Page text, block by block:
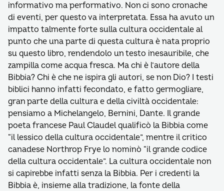
informativo ma performativo. Non ci sono cronache
di eventi, per questo va interpretata. Essa ha avuto un
impatto talmente forte sulla cultura occidentale al
punto che una parte di questa cultura è nata proprio
su questo libro, rendendolo un testo inesauribile, che
zampilla come acqua fresca. Ma chi è l’autore della
Bibbia? Chi è che ne ispira gli autori, se non Dio? I testi
biblici hanno infatti fecondato, e fatto germogliare,
gran parte della cultura e della civiltà occidentale:
pensiamo a Michelangelo, Bernini, Dante. Il grande
poeta francese Paul Claudel qualificò la Bibbia come
“il lessico della cultura occidentale”, mentre il critico
canadese Northrop Frye lo nominò “il grande codice
della cultura occidentale”. La cultura occidentale non
si capirebbe infatti senza la Bibbia. Per i credenti la
Bibbia è, insieme alla tradizione, la fonte della